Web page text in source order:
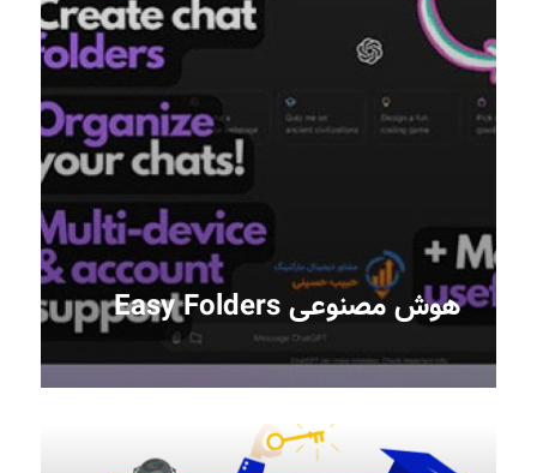
هوش مصنوعی Easy Folders